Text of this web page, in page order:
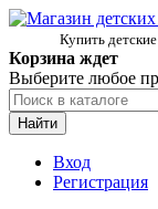
Купить
Корзина ждет
Выберите любое
Найти
Вход
Регистрация